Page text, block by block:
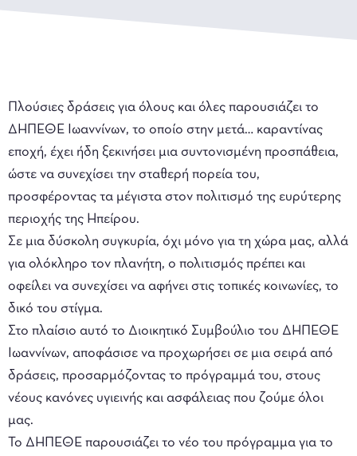
Πλούσιες δράσεις για όλους και όλες παρουσιάζει το
ΔΗΠΕΘΕ Ιωαννίνων, το οποίο στην μετά… καραντίνας
εποχή, έχει ήδη ξεκινήσει μια συντονισμένη προσπάθεια,
ώστε να συνεχίσει την σταθερή πορεία του,
προσφέροντας τα μέγιστα στον πολιτισμό της ευρύτερης
περιοχής της Ηπείρου.
Σε μια δύσκολη συγκυρία, όχι μόνο για τη χώρα μας, αλλά
για ολόκληρο τον πλανήτη, ο πολιτισμός πρέπει και
οφείλει να συνεχίσει να αφήνει στις τοπικές κοινωνίες, το
δικό του στίγμα.
Στο πλαίσιο αυτό το Διοικητικό Συμβούλιο του ΔΗΠΕΘΕ
Ιωαννίνων, αποφάσισε να προχωρήσει σε μια σειρά από
δράσεις, προσαρμόζοντας το πρόγραμμά του, στους
νέους κανόνες υγιεινής και ασφάλειας που ζούμε όλοι
μας.
Το ΔΗΠΕΘΕ παρουσιάζει το νέο του πρόγραμμα για το